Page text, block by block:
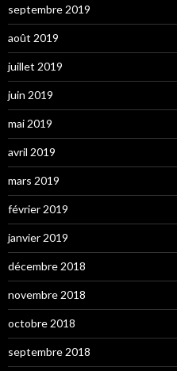
septembre 2019
août 2019
juillet 2019
juin 2019
mai 2019
avril 2019
mars 2019
février 2019
janvier 2019
décembre 2018
novembre 2018
octobre 2018
septembre 2018